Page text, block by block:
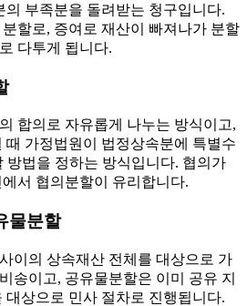
의 부족분을 돌려받는 청구입니다.
할로, 증여로 재산이 빠져나가 분할
다투게 됩니다.
합의로 자유롭게 나누는 방식이고,
때 가정법원이 법정상속분에 특별수
방법을 정하는 방식입니다. 협의가
서 협의분할이 유리합니다.
물분할
이의 상속재산 전체를 대상으로 가
송이고, 공유물분할은 이미 공유 지
대상으로 민사 절차로 진행됩니다.